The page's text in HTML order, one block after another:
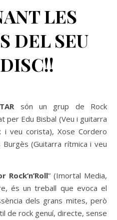
LES
DEL SEU
són un grup de Rock
per Edu Bisbal (Veu i guitarra
i veu corista), Xose Cordero
(Guitarra rítmica i veu
Rock’n’Roll” (Imortal Media,
és un treball que evoca el
dels grans mites, però
de rock genuí, directe, sense